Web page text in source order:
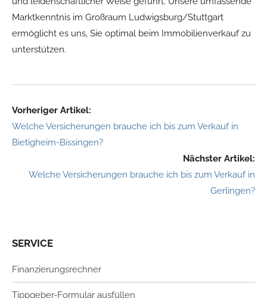
Marktkenntnis im Großraum Ludwigsburg/Stuttgart
ermöglicht es uns, Sie optimal beim Immobilienverkauf zu
unterstützen.
Vorheriger Artikel:
Welche Versicherungen brauche ich bis zum Verkauf in
Bietigheim-Bissingen?
Nächster Artikel:
Welche Versicherungen brauche ich bis zum Verkauf in
Gerlingen?
SERVICE
Finanzierungsrechner
Tippgeber-Formular ausfüllen